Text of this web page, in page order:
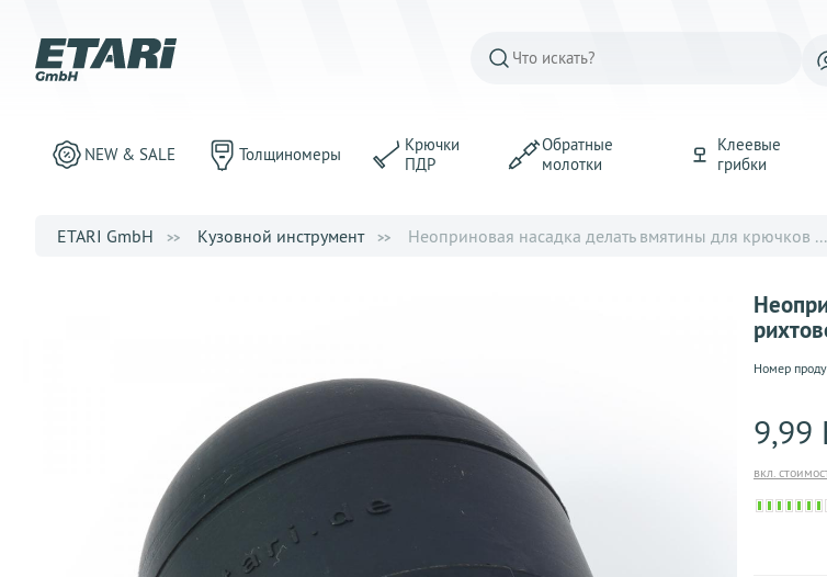
NEW & SALE Толщиномеры
Крючки
ПДР
Обратные
молотки
Клеевые
грибки
ETARI GmbH Кузовной инструмент Неоприновая насадка делать вмятины для крючков ...
Номер
9,99
вкл.